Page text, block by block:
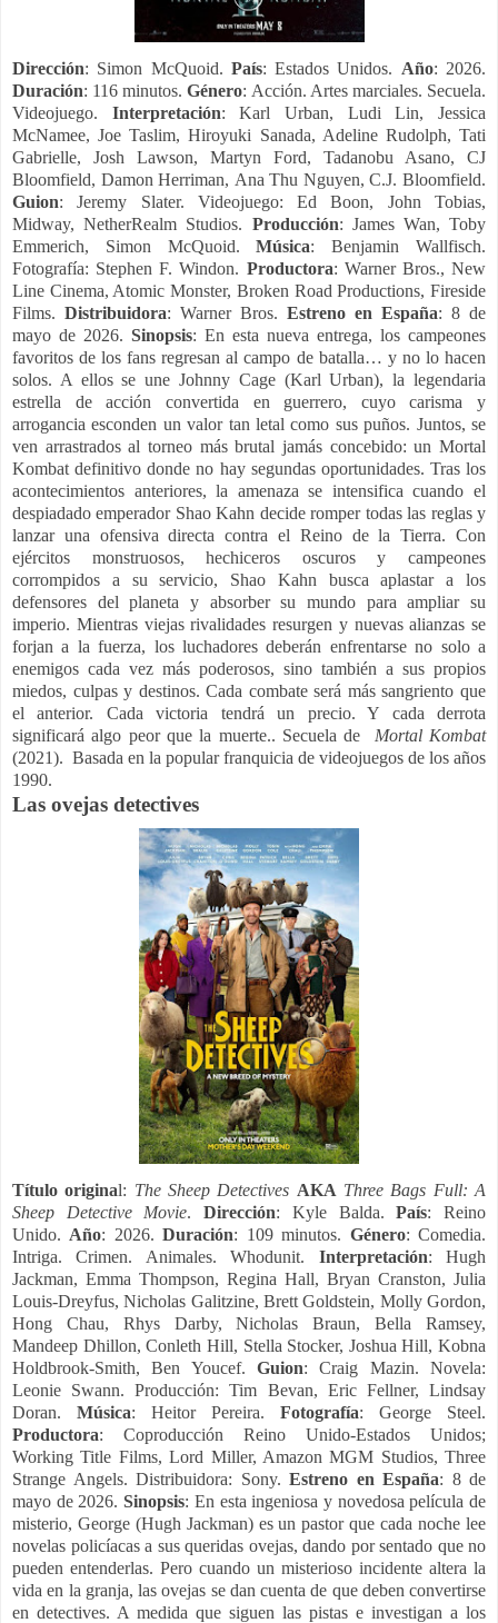
Dirección: Simon McQuoid. País: Estados Unidos. Año: 2026.
Duración: 116 minutos.Género: Acción. Artes marciales. Secuela.
Videojuego. Interpretación: Karl Urban, Ludi Lin, Jessica
McNamee, Joe Taslim, Hiroyuki Sanada, Adeline Rudolph, Tati
Gabrielle, Josh Lawson, Martyn Ford, Tadanobu Asano, CJ
Bloomfield, Damon Herriman, Ana Thu Nguyen, C.J. Bloomfield.
Guion: Jeremy Slater. Videojuego: Ed Boon, John Tobias,
Midway, NetherRealm Studios. Producción: James Wan, Toby
Emmerich, Simon McQuoid.Música: Benjamin Wallfisch.
Fotografía: Stephen F. Windon. Productora: Warner Bros., New
Line Cinema, Atomic Monster, Broken Road Productions, Fireside
Films. Distribuidora: Warner Bros. Estreno en España: 8 de
mayo de 2026. Sinopsis: En esta nueva entrega, los campeones
favoritos de los fans regresan al campo de batalla… y no lo hacen
solos. A ellos se une Johnny Cage (Karl Urban), la legendaria
estrella de acción convertida en guerrero, cuyo carisma y
arrogancia esconden un valor tan letal como sus puños. Juntos, se
ven arrastrados al torneo más brutal jamás concebido: un Mortal
Kombat definitivo donde no hay segundas oportunidades. Tras los
acontecimientos anteriores, la amenaza se intensifica cuando el
despiadado emperador Shao Kahn decide romper todas las reglas y
lanzar una ofensiva directa contra el Reino de la Tierra. Con
ejércitos monstruosos, hechiceros oscuros y campeones
corrompidos a su servicio, Shao Kahn busca aplastar a los
defensores del planeta y absorber su mundo para ampliar su
imperio. Mientras viejas rivalidades resurgen y nuevas alianzas se
forjan a la fuerza, los luchadores deberán enfrentarse no solo a
enemigos cada vez más poderosos, sino también a sus propios
miedos, culpas y destinos. Cada combate será más sangriento que
el anterior. Cada victoria tendrá un precio. Y cada derrota
significará algo peor que la muerte.. Secuela de
Mortal Kombat
(2021). Basada en la popular franquicia de videojuegos de los años
1990.
Las ovejas detectives
Título original: The Sheep Detectives AKA Three Bags Full: A
Sheep Detective Movie.Dirección: Kyle Balda.País: Reino
Unido. Año: 2026.Duración: 109 minutos. Género: Comedia.
Intriga. Crimen. Animales. Whodunit. Interpretación: Hugh
Jackman, Emma Thompson, Regina Hall, Bryan Cranston, Julia
Louis-Dreyfus, Nicholas Galitzine, Brett Goldstein, Molly Gordon,
Hong Chau, Rhys Darby, Nicholas Braun, Bella Ramsey,
Mandeep Dhillon, Conleth Hill, Stella Stocker, Joshua Hill, Kobna
Holdbrook-Smith, Ben Youcef. Guion: Craig Mazin. Novela:
Leonie Swann. Producción: Tim Bevan, Eric Fellner, Lindsay
Doran. Música: Heitor Pereira. Fotografía: George Steel.
Productora: Coproducción Reino Unido-Estados Unidos;
Working Title Films, Lord Miller, Amazon MGM Studios, Three
Strange Angels. Distribuidora: Sony. Estreno en España: 8 de
mayo de 2026.Sinopsis: En esta ingeniosa y novedosa película de
misterio, George (Hugh Jackman) es un pastor que cada noche lee
novelas policíacas a sus queridas ovejas, dando por sentado que no
pueden entenderlas. Pero cuando un misterioso incidente altera la
vida en la granja, las ovejas se dan cuenta de que deben convertirse
en detectives. A medida que siguen las pistas e investigan a los